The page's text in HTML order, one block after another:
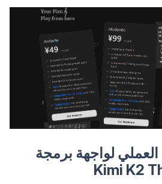
لواجهة برمجة